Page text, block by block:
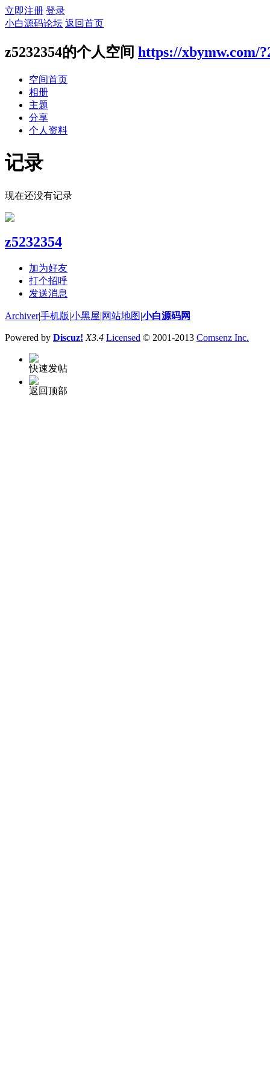
立即注册 登录
小白源码论坛 返回首页
z5232354的个人空间 https://xbymw.com/
空间首页
相册
主题
分享
个人资料
记录
现在还没有记录
z5232354
加为好友
打个招呼
发送消息
Archiver|手机版|小黑屋|网站地图|小白源码网
Powered by Discuz! X3.4 Licensed © 2001-2013 Comsenz Inc.
快速发帖
返回顶部